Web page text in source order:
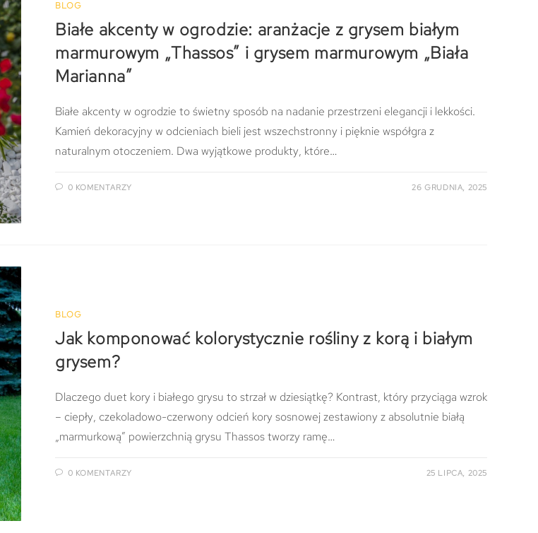
BLOG
Białe akcenty w ogrodzie: aranżacje z grysem białym
marmurowym „Thassos” i grysem marmurowym „Biała
Marianna”
Białe akcenty w ogrodzie to świetny sposób na nadanie przestrzeni elegancji i lekkości.
Kamień dekoracyjny w odcieniach bieli jest wszechstronny i pięknie współgra z
naturalnym otoczeniem. Dwa wyjątkowe produkty, które…
0 KOMENTARZY 26 GRUDNIA, 2025
BLOG
Jak komponować kolorystycznie rośliny z korą i białym
grysem?
Dlaczego duet kory i białego grysu to strzał w dziesiątkę? Kontrast, który przyciąga wzrok
– ciepły, czekoladowo-czerwony odcień kory sosnowej zestawiony z absolutnie białą
„marmurkową” powierzchnią grysu Thassos tworzy ramę…
0 KOMENTARZY 25 LIPCA, 2025